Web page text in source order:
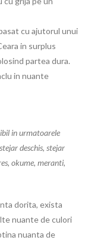
cu ajutorul unui
in surplus
partea dura.
in nuante
in urmatoarele
deschis, stejar
okume, meranti,
dorita, exista
nuante de culori
nuanta de